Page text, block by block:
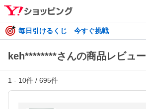
毎日引けるくじ 今すぐ挑戦
keh********さんの商品レビュー
1 - 10件 / 695件